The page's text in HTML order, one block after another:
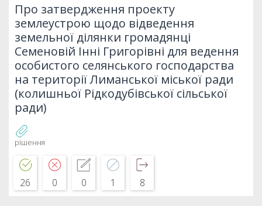
Про затвердження проекту
землеустрою щодо відведення
земельної ділянки громадянці
Семеновій Інні Григорівні для ведення
особистого селянського господарства
на території Лиманської міської ради
(колишньої Рідкодубівської сільської
ради)
рішення
26 0 0 1 8